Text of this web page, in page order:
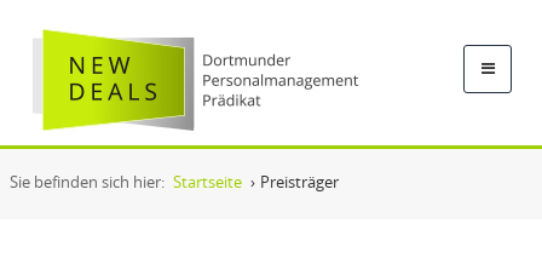
Sie befinden sich hier: Startseite › Preisträger